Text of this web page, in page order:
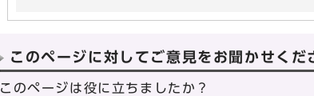
このページに対してご意見をお聞かせくだ
このページは役に立ちましたか？